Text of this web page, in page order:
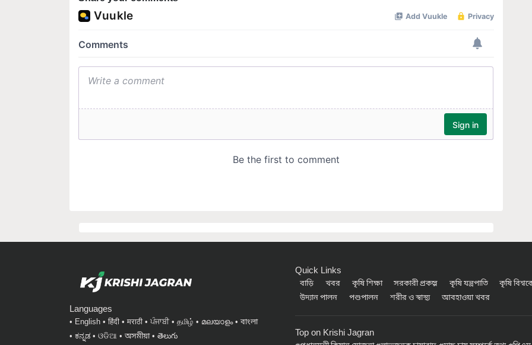
Languages
English हिंदी मराठी ਪੰਜਾਬੀ தமிழ் മലയാളം
বাংলা
ಕನ್ನಡ
ଓଡିଆ অসমীয়া తెలుగు
Quick Links
বাড়ি খবর কৃষি শিক্ষা সরকারী প্রকল্প কৃষি যন্ত্রপাতি
কৃষি
উদ্যান পালন
পশুপালন শরীর ও স্বাস্থ্য আবহাওয়া খবর
Top on Krishi Jagran